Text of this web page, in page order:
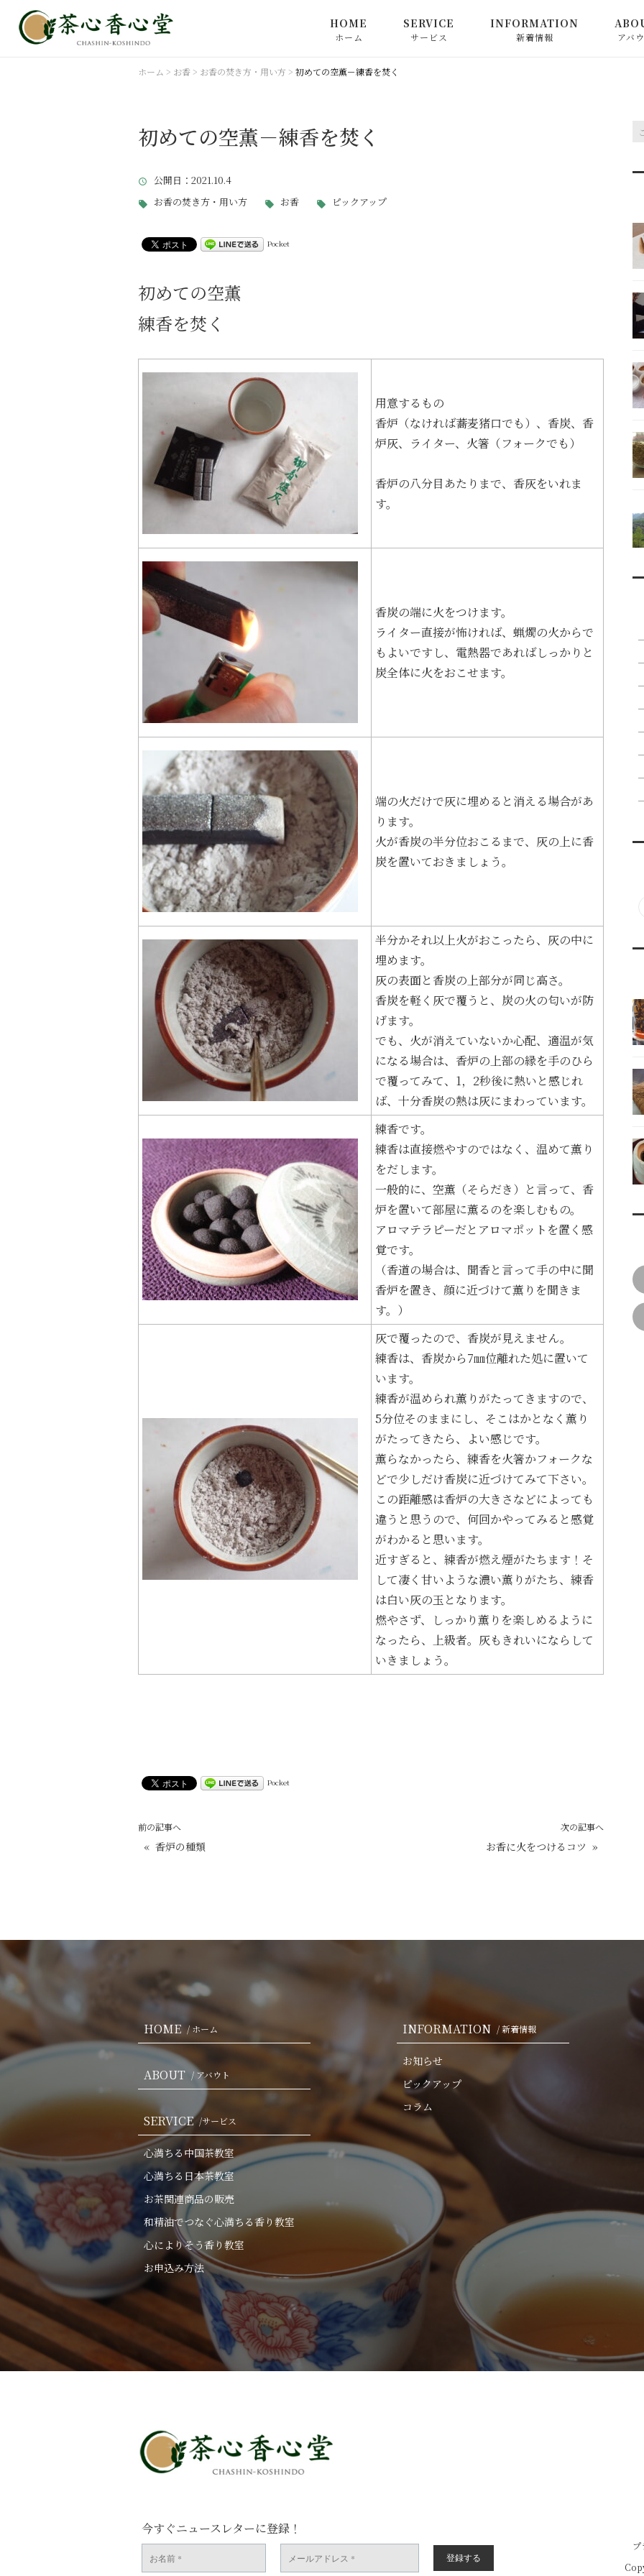
HOME
ホーム
SERVICE
サービス
INFORMATION
新着情報 アバ
ホーム > お香 > お香の焚き方・用い方 > 初めての空薫－練香を焚く
初めての空薫－練香を焚く
公開日 ：2021.10.4
お香の焚き方・用い方
お香 ピックアップ
Pocket
初めての空薫
練香を焚く
用意するもの
香炉（なければ蕎麦猪口でも）、香炭、香
炉灰、ライター、火箸（フォークでも）
香炉の八分目あたりまで、香灰をいれま
す。
香炭の端に火をつけます。
ライター直接が怖ければ、蝋燭の火からで
もよいですし、電熱器であればしっかりと
炭全体に火をおこせます。
端の火だけで灰に埋めると消える場合があ
ります。
火が香炭の半分位おこるまで、灰の上に香
炭を置いておきましょう。
半分かそれ以上火がおこったら、灰の中に
埋めます。
灰の表面と香炭の上部分が同じ高さ。
香炭を軽く灰で覆うと、炭の火の匂いが防
げます。
でも、火が消えていないか心配、適温が気
になる場合は、香炉の上部の縁を手のひら
で覆ってみて、1，2秒後に熱いと感じれ
ば、十分香炭の熱は灰にまわっています。
練香です。
練香は直接燃やすのではなく、温めて薫り
をだします。
一般的に、空薫（そらだき）と言って、香
炉を置いて部屋に薫るのを楽しむもの。
アロマテラピーだとアロマポットを置く感
覚です。
（香道の場合は、聞香と言って手の中に聞
香炉を置き、顔に近づけて薫りを聞きま
す。）
灰で覆ったので、香炭が見えません。
練香は、香炭から7㎜位離れた処に置いて
います。
練香が温められ薫りがたってきますので、
5分位そのままにし、そこはかとなく薫り
がたってきたら、よい感じです。
薫らなかったら、練香を火箸かフォークな
どで少しだけ香炭に近づけてみて下さい。
この距離感は香炉の大きさなどによっても
違うと思うので、何回かやってみると感覚
がわかると思います。
近すぎると、練香が燃え煙がたちます！そ
して凄く甘いような濃い薫りがたち、練香
は白い灰の玉となります。
燃やさず、しっかり薫りを楽しめるように
なったら、上級者。灰もきれいにならして
いきましょう。
Pocket
前の記事へ
« 香炉の種類
次の記事へ
お香に火をつけるコツ »
HOME / ホーム
ABOUT / アバウト
SERVICE /サービス
心満ちる中国茶教室
心満ちる日本茶教室
お茶関連商品の販売
和精油でつなぐ心満ちる香り教室
心によりそう香り教室
お申込み方法
INFORMATION / 新着情報
お知らせ
ピックアップ
コラム
今すぐニュースレターに登録！
お
メ
プ